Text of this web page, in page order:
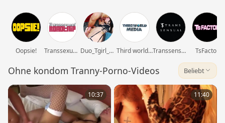
Oopsie! Transsexual Roadtrip Duo_Tgirl_Straight Third world media movies Transsensual TsFactor
Ohne kondom Tranny-Porno-Videos Beliebt
10:37 11:40